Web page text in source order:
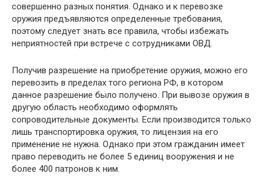
совершенно разных понятия. Однако и к перевозке
оружия предъявляются определенные требования,
поэтому следует знать все правила, чтобы избежать
неприятностей при встрече с сотрудниками ОВД.
Получив разрешение на приобретение оружия, можно его
перевозить в пределах того региона РФ, в котором
данное разрешение было получено. При вывозе оружия в
другую область необходимо оформлять
сопроводительные документы. Если производится только
лишь транспортировка оружия, то лицензия на его
применение не нужна. Однако при этом гражданин имеет
право переводить не более 5 единиц вооружения и не
более 400 патронов к ним.